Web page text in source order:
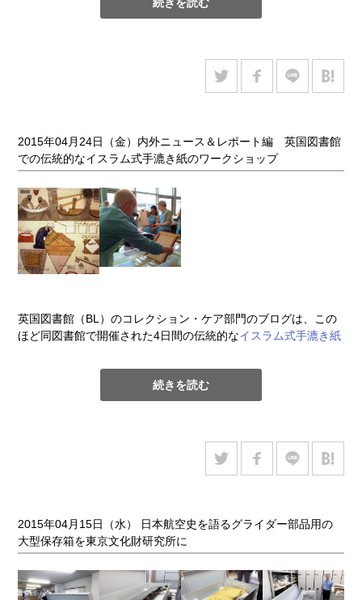
で補修した後、麻糸で全体を綴じ直す処理を行う。綴じの支持
体にはテープ状に切った不活性不織布を使用した。それぞれの
のテープよりも薄いため、背表紙やヒンジ部（表紙との接合
部）に段差が出来にくく、すっきりと仕上げることができる。
続きを読む
2015年04月24日（金）内外ニュース＆レポート編 英国図書館
での伝統的なイスラム式手漉き紙のワークショップ
英国図書館（BL）のコレクション・ケア部門のブログは、この
ほど同図書館で開催された4日間の伝統的なイスラム式手漉き紙
術は8世紀にイスラム圏にまず伝わり、その後に西洋へという歴
史があるが、今回のワークショップは手漉き紙研究の第一人者
ティモシー・バレット（Timothy Barret）らを講師に迎えたコン
が行われたシートは滲み止めのサイジングが施され、再び乾
燥、その後にフラットニングと、表面の平滑化のためのメノウ
石による磨きが行われる。
なお同ブログでは、伝統的なイスラム式の手漉き紙の技術がい
続きを読む
2015年04月15日（水） 日本航空史を語るグライダー部品用の
大型保存箱を東京文化財研究所に